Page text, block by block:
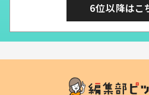
6位以降はこ